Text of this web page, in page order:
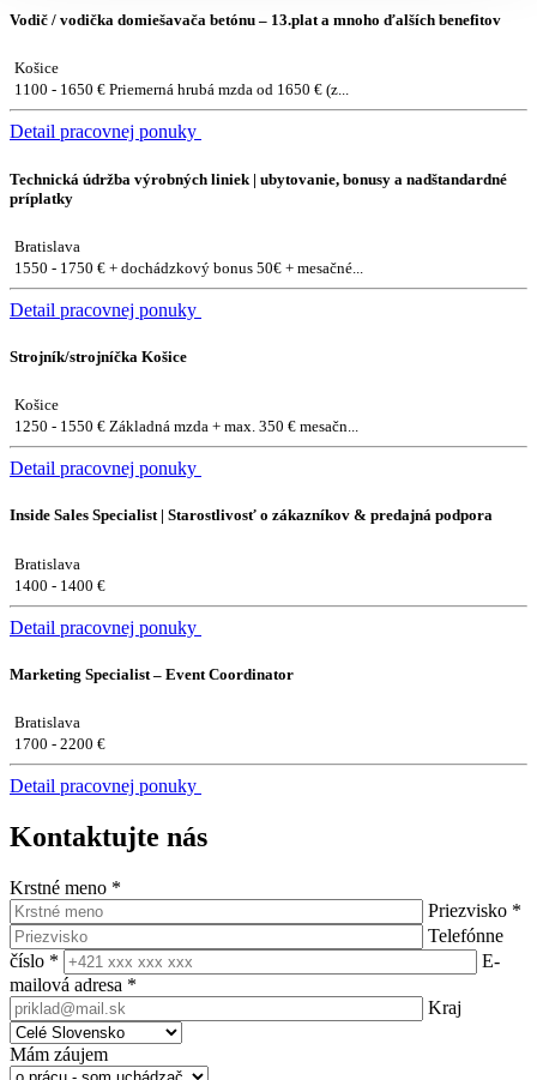
Vodič / vodička domiešavača betónu – 13.plat a mnoho ďalších benefitov
Košice
1100 - 1650 € Priemerná hrubá mzda od 1650 € (z...
Detail pracovnej ponuky
Technická údržba výrobných liniek | ubytovanie, bonusy a nadštandardné
príplatky
Bratislava
1550 - 1750 € + dochádzkový bonus 50€ + mesačné...
Detail pracovnej ponuky
Strojník/strojníčka Košice
Košice
1250 - 1550 € Základná mzda + max. 350 € mesačn...
Detail pracovnej ponuky
Inside Sales Specialist | Starostlivosť o zákazníkov & predajná podpora
Bratislava
1400 - 1400 €
Detail pracovnej ponuky
Marketing Specialist – Event Coordinator
Bratislava
1700 - 2200 €
Detail pracovnej ponuky
Kontaktujte nás
Krstné meno *
Priezvisko *
Telefónne
číslo *
E-
mailová adresa *
Kraj
Mám záujem